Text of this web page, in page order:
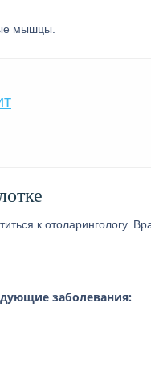
мышцы.
к отоларингологу.
заболевания: